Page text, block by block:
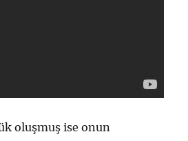
oluşmuş ise onun